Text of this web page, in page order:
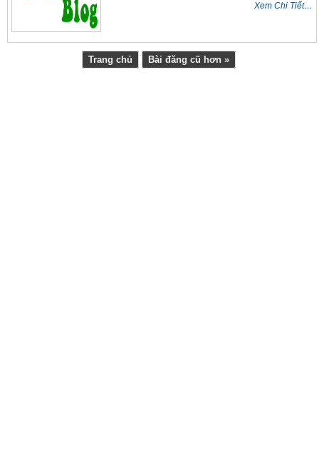
Xem Chi Tiết…
Trang chủ Bài đăng cũ hơn »